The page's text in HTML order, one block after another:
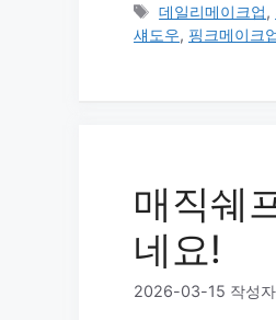
테
고
태
그
데일리메이크업,
섀도우, 핑크메이크
매직쉐
네요!
2026-03-15 작성